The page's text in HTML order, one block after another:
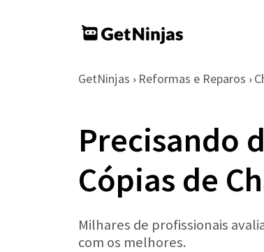
GetNinjas › Reformas e Reparos ›
Precisando
Cópias de
Milhares de profissionais
com os melhores.